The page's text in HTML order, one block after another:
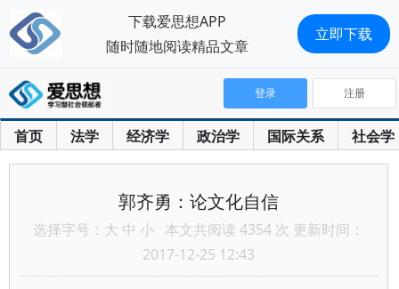
首页 法学 经济学 政治学 国际关系 社会学
登录 注册
郭齐勇：论文化自信
选择字号： 大 中 小 本文共阅读 4354 次 更新时间：
2017-12-25 12:43
下载爱思想APP
随时随地阅读精品文章
立即下载